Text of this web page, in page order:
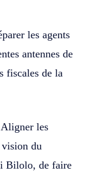
les agents
antennes de
fiscales de la
les
du
Bilolo, de faire